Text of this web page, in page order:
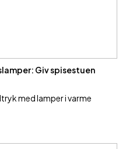
Giv spisestuen
med lamper i varme